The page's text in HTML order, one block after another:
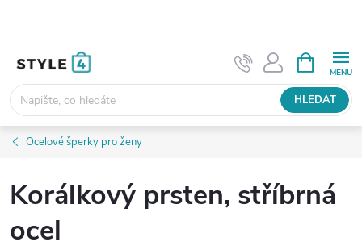
HLEDAT
NÁKUPNÍ
KOŠÍK
Ocelové šperky pro ženy
Korálkový prsten, stříbrná
ocel